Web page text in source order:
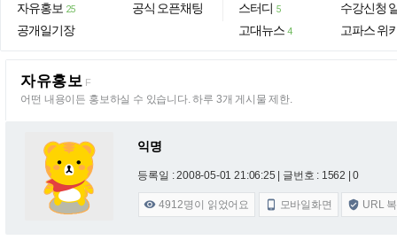
자유홍보 25
공개일기장
공식 오픈채팅 스터디 5
고대뉴스 4
수강신청
고파스 위
자유홍보 F
어떤 내용이든 홍보하실 수 있습니다. 하루 3개 게시물 제한.
익명
등록일 : 2008-05-01 21:06:25 | 글번호 : 1562 | 0
 4912명이 읽었어요  모바일화면  URL